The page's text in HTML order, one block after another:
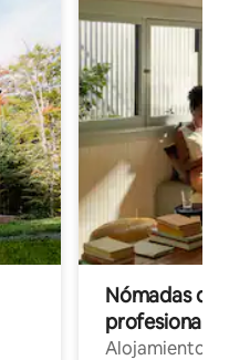
Nómadas
Alojamientos